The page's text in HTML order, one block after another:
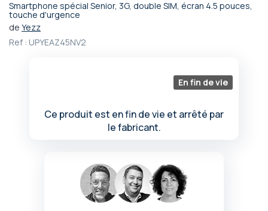
Smartphone spécial Senior, 3G, double SIM, écran 4.5 pouces,
touche d'urgence
de Yezz
Ref : UPYEAZ45NV2
En fin de vie
Ce produit est en fin de vie et arrêté par
le fabricant.
Passer
au
de